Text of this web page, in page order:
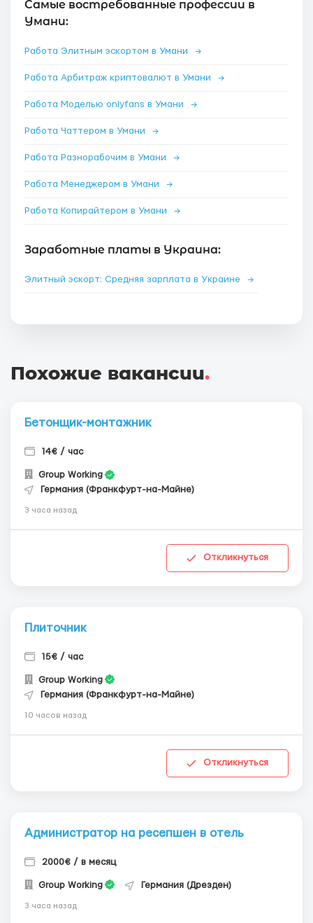
Самые востребованные профессии в
Умани:
Работа Элитным эскортом в Умани →
Работа Арбитраж криптовалют в Умани →
Работа Моделью onlyfans в Умани →
Работа Чаттером в Умани →
Работа Разнорабочим в Умани →
Работа Менеджером в Умани →
Работа Копирайтером в Умани →
Заработные платы в Украина:
Элитный эскорт: Средняя зарплата в Украине →
Похожие вакансии.
Бетонщик-монтажник
14€ / час
Group Working
Германия (Франкфурт-на-Майне)
3 часа назад
Откликнуться
Плиточник
15€ / час
Group Working
Германия (Франкфурт-на-Майне)
10 часов назад
Откликнуться
Администратор на ресепшен в отель
2000€ / в месяц
Group Working Германия (Дрезден)
3 часа назад